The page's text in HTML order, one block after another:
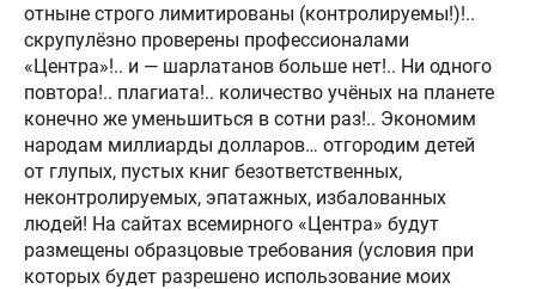
отныне строго лимитированы (контролируемы!)!..
скрупулёзно проверены профессионалами
«Центра»!.. и — шарлатанов больше нет!.. Ни одного
повтора!.. плагиата!.. количество учёных на планете
конечно же уменьшиться в сотни раз!.. Экономим
народам миллиарды долларов… отгородим детей
от глупых, пустых книг безответственных,
неконтролируемых, эпатажных, избалованных
людей! На сайтах всемирного «Центра» будут
размещены образцовые требования (условия при
которых будет разрешено использование моих